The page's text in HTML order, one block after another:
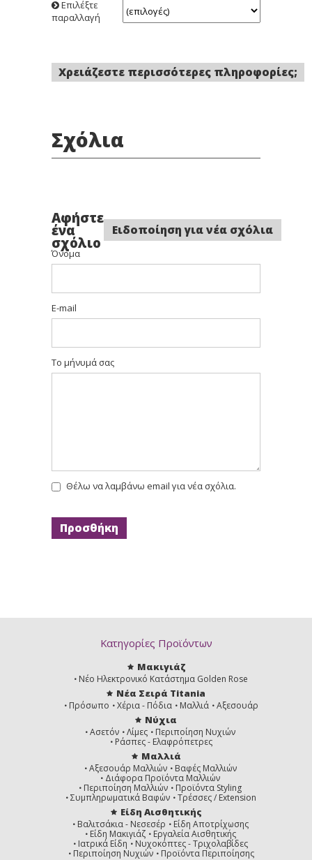
Επιλέξτε
παραλλαγή
Χρειάζεστε περισσότερες πληροφορίες;
Σχόλια
Αφήστε
ένα
σχόλιο
Ειδοποίηση για νέα σχόλια
Όνομα
E-mail
Το μήνυμά σας
Θέλω να λαμβάνω email για νέα σχόλια.
Κατηγορίες Προϊόντων
Μακιγιάζ
Νέο Ηλεκτρονικό Κατάστημα Golden Rose
Νέα Σειρά Titania
Πρόσωπο Χέρια - Πόδια Μαλλιά Αξεσουάρ
Νύχια
Ασετόν Λίμες
Περιποίηση Νυχιών
Ράσπες - Ελαφρόπετρες
Μαλλιά
Αξεσουάρ Μαλλιών
Βαφές Μαλλιών
Διάφορα Προϊόντα Μαλλιών
Περιποίηση Μαλλιών
Προϊόντα Styling
Συμπληρωματικά Βαφών
Τρέσσες / Extension
Είδη Αισθητικής
Βαλιτσάκια - Νεσεσέρ
Είδη Αποτρίχωσης
Είδη Μακιγιάζ
Εργαλεία Αισθητικής
Ιατρικά Είδη
Νυχοκόπτες - Τριχολαβίδες
Περιποίηση Νυχιών
Προϊόντα Περιποίησης